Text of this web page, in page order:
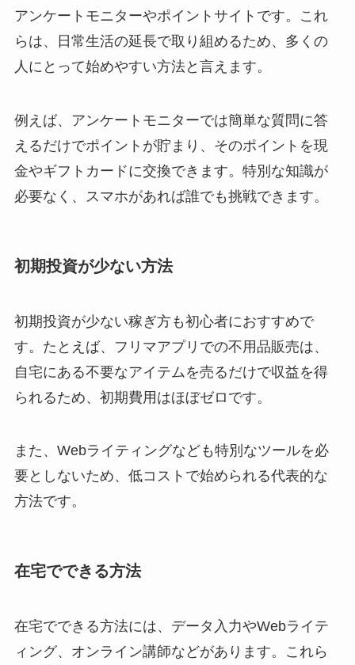
アンケートモニターやポイントサイトです。これ
らは、日常生活の延長で取り組めるため、多くの
人にとって始めやすい方法と言えます。
例えば、アンケートモニターでは簡単な質問に答
えるだけでポイントが貯まり、そのポイントを現
金やギフトカードに交換できます。特別な知識が
必要なく、スマホがあれば誰でも挑戦できます。
初期投資が少ない方法
初期投資が少ない稼ぎ方も初心者におすすめで
す。たとえば、フリマアプリでの不用品販売は、
自宅にある不要なアイテムを売るだけで収益を得
られるため、初期費用はほぼゼロです。
また、Webライティングなども特別なツールを必
要としないため、低コストで始められる代表的な
方法です。
在宅でできる方法
在宅でできる方法には、データ入力やWebライテ
ィング、オンライン講師などがあります。これら